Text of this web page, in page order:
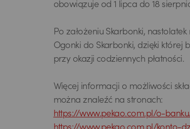
obowiązuje od 1 lipca do 18
Po założeniu Skarbonki,
Ogonki do Skarbonki, dzięki której
przy okazji codziennych płatności.
Więcej informacji o możliwości
można znaleźć na stronach:
https://www.pekao.com.pl/o-